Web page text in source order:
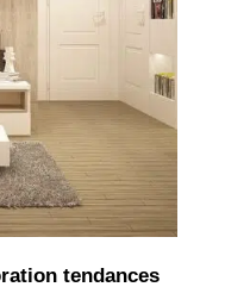
tendances